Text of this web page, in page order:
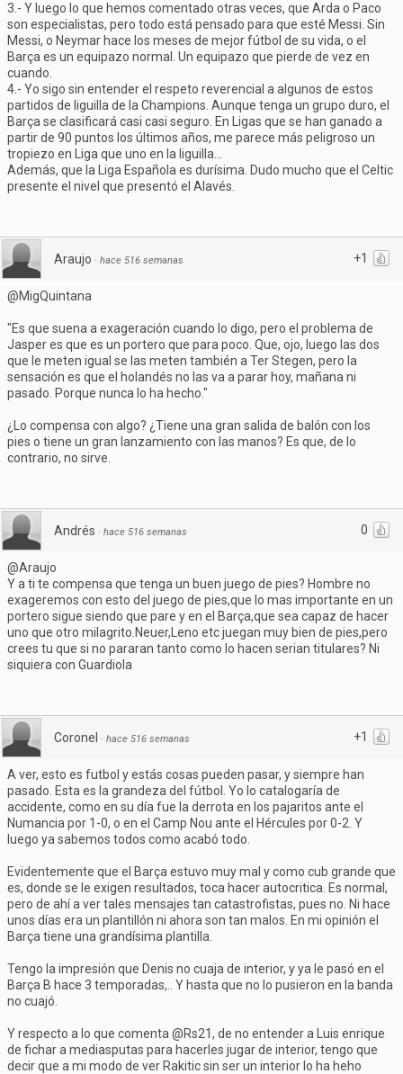
3.- Y luego lo que hemos comentado otras veces, que Arda o Paco
son especialistas, pero todo está pensado para que esté Messi. Sin
Messi, o Neymar hace los meses de mejor fútbol de su vida, o el
Barça es un equipazo normal. Un equipazo que pierde de vez en
cuando.
4.- Yo sigo sin entender el respeto reverencial a algunos de estos
partidos de liguilla de la Champions. Aunque tenga un grupo duro, el
Barça se clasificará casi casi seguro. En Ligas que se han ganado a
partir de 90 puntos los últimos años, me parece más peligroso un
tropiezo en Liga que uno en la liguilla...
Además, que la Liga Española es durísima. Dudo mucho que el Celtic
presente el nivel que presentó el Alavés.
+1
Araujo · hace 516 semanas
@MigQuintana
"Es que suena a exageración cuando lo digo, pero el problema de
Jasper es que es un portero que para poco. Que, ojo, luego las dos
que le meten igual se las meten también a Ter Stegen, pero la
sensación es que el holandés no las va a parar hoy, mañana ni
pasado. Porque nunca lo ha hecho."
¿Lo compensa con algo? ¿Tiene una gran salida de balón con los
pies o tiene un gran lanzamiento con las manos? Es que, de lo
contrario, no sirve.
0
Andrés · hace 516 semanas
@Araujo
Y a ti te compensa que tenga un buen juego de pies? Hombre no
exageremos con esto del juego de pies,que lo mas importante en un
portero sigue siendo que pare y en el Barça,que sea capaz de hacer
uno que otro milagrito.Neuer,Leno etc juegan muy bien de pies,pero
crees tu que si no pararan tanto como lo hacen serian titulares? Ni
siquiera con Guardiola
+1
Coronel · hace 516 semanas
A ver, esto es futbol y estás cosas pueden pasar, y siempre han
pasado. Esta es la grandeza del fútbol. Yo lo catalogaría de
accidente, como en su día fue la derrota en los pajaritos ante el
Numancia por 1-0, o en el Camp Nou ante el Hércules por 0-2. Y
luego ya sabemos todos como acabó todo.
Evidentemente que el Barça estuvo muy mal y como cub grande que
es, donde se le exigen resultados, toca hacer autocritica. Es normal,
pero de ahí a ver tales mensajes tan catastrofistas, pues no. Ni hace
unos días era un plantillón ni ahora son tan malos. En mi opinión el
Barça tiene una grandísima plantilla.
Tengo la impresión que Denis no cuaja de interior, y ya le pasó en el
Barça B hace 3 temporadas,.. Y hasta que no lo pusieron en la banda
no cuajó.
Y respecto a lo que comenta @Rs21, de no entender a Luis enrique
de fichar a mediasputas para hacerles jugar de interior, tengo que
decir que a mi modo de ver Rakitic sin ser un interior lo ha heho